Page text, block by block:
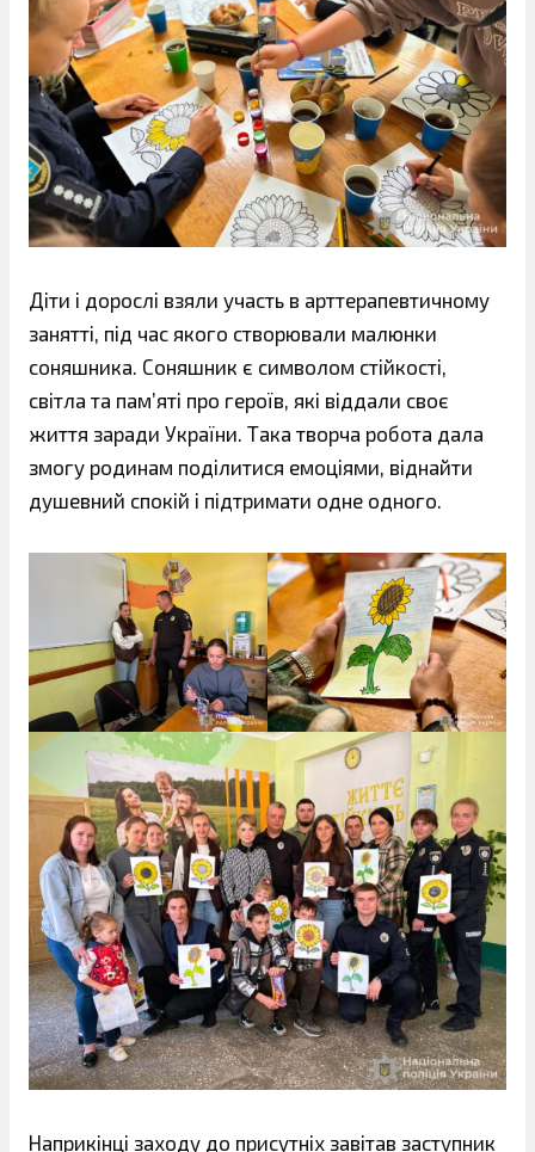
Діти і дорослі взяли участь в арттерапевтичному
занятті, під час якого створювали малюнки
соняшника. Соняшник є символом стійкості,
світла та пам’яті про героїв, які віддали своє
життя заради України. Така творча робота дала
змогу родинам поділитися емоціями, віднайти
душевний спокій і підтримати одне одного.
Наприкінці заходу до присутніх завітав заступник